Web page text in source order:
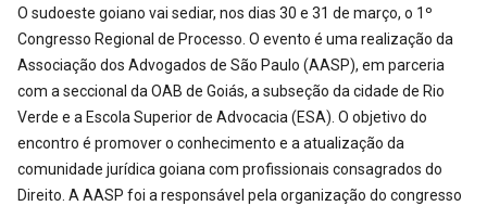
O sudoeste goiano vai sediar, nos dias 30 e 31 de março, o 1º
Congresso Regional de Processo. O evento é uma realização da
Associação dos Advogados de São Paulo (AASP), em parceria
com a seccional da OAB de Goiás, a subseção da cidade de Rio
Verde e a Escola Superior de Advocacia (ESA). O objetivo do
encontro é promover o conhecimento e a atualização da
comunidade jurídica goiana com profissionais consagrados do
Direito. A AASP foi a responsável pela organização do congresso